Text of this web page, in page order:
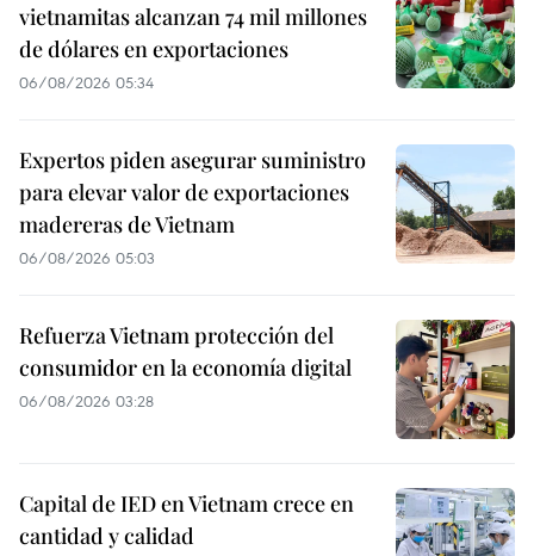
vietnamitas alcanzan 74 mil millones
de dólares en exportaciones
06/08/2026 05:34
Expertos piden asegurar suministro
para elevar valor de exportaciones
madereras de Vietnam
06/08/2026 05:03
Refuerza Vietnam protección del
consumidor en la economía digital
06/08/2026 03:28
Capital de IED en Vietnam crece en
cantidad y calidad